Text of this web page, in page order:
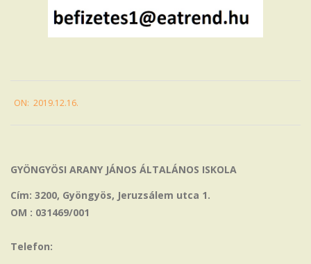
12-
ON: 2019.12.16.
GYÖNGYÖSI ARANY JÁNOS ÁLTALÁNOS ISKOLA
Cím: 3200, Gyöngyös, Jeruzsálem utca 1.
OM : 031469/001
Telefon: